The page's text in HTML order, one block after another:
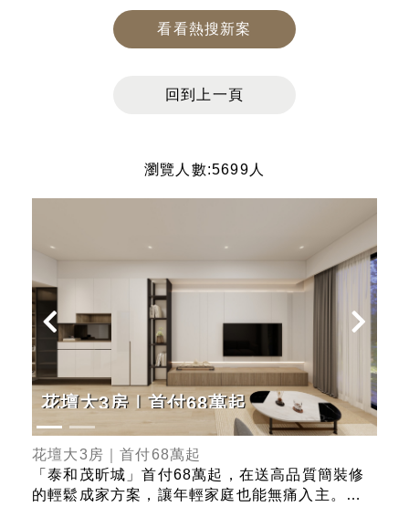
看看熱搜新案
回到上一頁
瀏覽人數:5699人
Gensler 新作｜馬禮遜美國學校
正首排
Gensler 新作｜馬禮遜美國學校正首排
「熊圖敘・DOS」的誕生，標誌著台灣住宅史上
的里程碑——由全球頂尖建築事務所 GENSLER